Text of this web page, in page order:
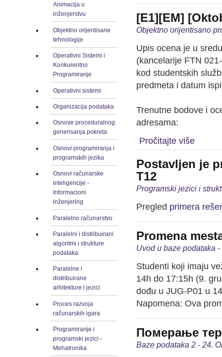
Animacija u
inženjerstvu
Objektno orijentisane
tehnologije
Operativni Sistemi i
Konkurentno
Programiranje
Operativni sistemi
Organizacija podataka
Osnove proceduralnog
generisanja pokreta
Osnovi programiranja i
programskih jezika
Osnovi računarske
inteligencije -
Informacioni
inženjering
Paralelno računarstvo
Paralelni i distribuirani
algoritmi i strukture
podataka
Paralelne i
distribuirane
arhitekture i jezici
Proces razvoja
računarskih igara
Programiranje i
programski jezici -
Mehatronika
[E1][EM]
Objektno orijentisano
Upis ocena je u
(kancelarije FTN
kod studentskih
predmeta i datum
Trenutne bodove i
adresama:
Pročitajte više
Postavljen je
T12
Programski jezici i
Pregled primera
Promena
Uvod u baze podataka
Studenti koji imaju
14h do 17:15h (9.
dođu u JUG-P01 u
Napomena: Ova
Померање
Baze podataka 2 - 24.